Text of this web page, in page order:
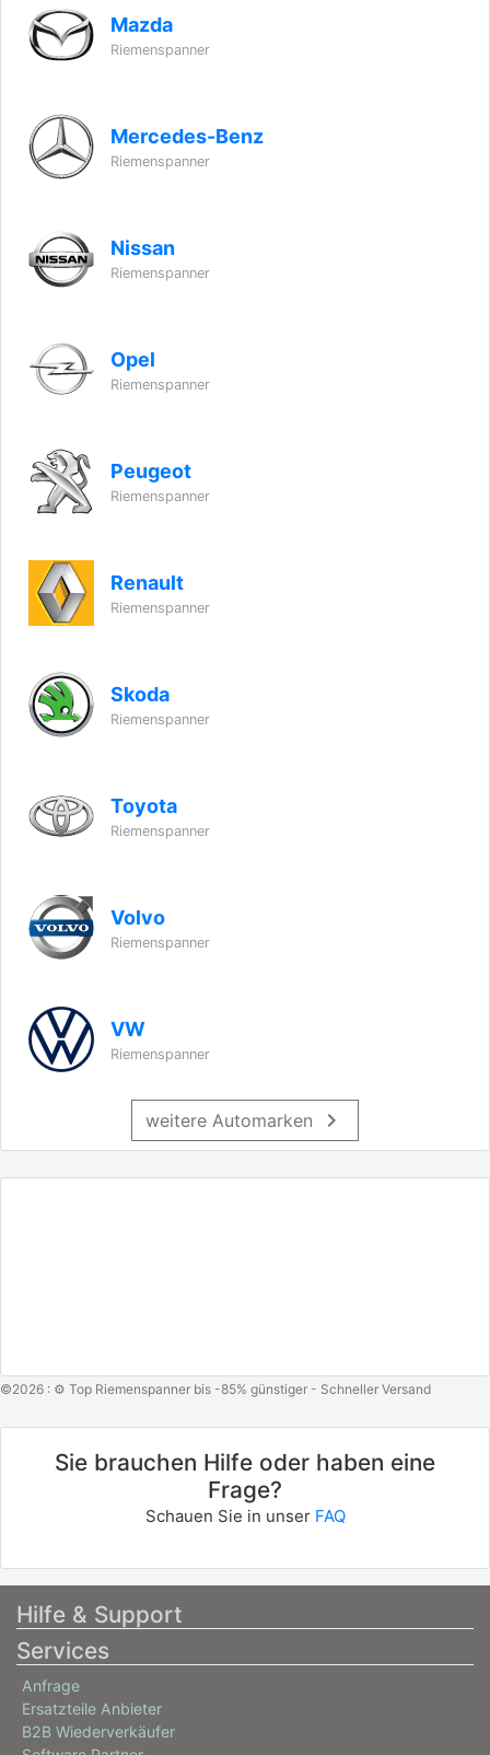
Mazda
Riemenspanner
Mercedes-Benz
Riemenspanner
Nissan
Riemenspanner
Opel
Riemenspanner
Peugeot
Riemenspanner
Renault
Riemenspanner
Skoda
Riemenspanner
Toyota
Riemenspanner
Volvo
Riemenspanner
VW
Riemenspanner
weitere Automarken chevron_right
©2026 : ⚙️ Top Riemenspanner bis -85% günstiger - Schneller Versand
Sie brauchen Hilfe oder haben eine
Frage?
Schauen Sie in unser FAQ
Hilfe & Support
Services
Anfrage
Ersatzteile Anbieter
B2B Wiederverkäufer